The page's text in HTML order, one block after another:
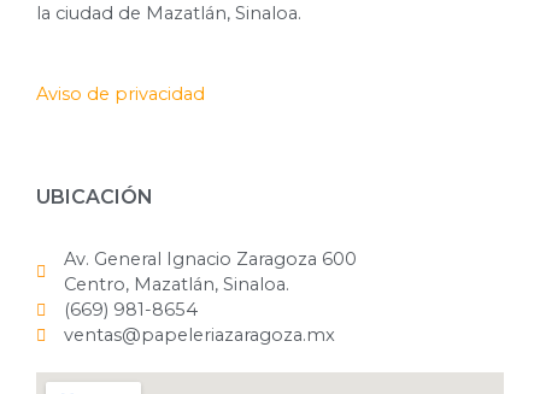
la ciudad de Mazatlán, Sinaloa.
Aviso de privacidad
UBICACIÓN
Av. General Ignacio Zaragoza 600
Centro, Mazatlán, Sinaloa.
(669) 981-8654
ventas@papeleriazaragoza.mx